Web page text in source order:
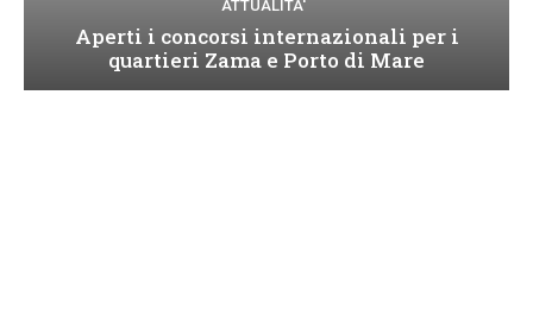
ATTUALITA'
Aperti i concorsi internazionali per i
quartieri Zama e Porto di Mare